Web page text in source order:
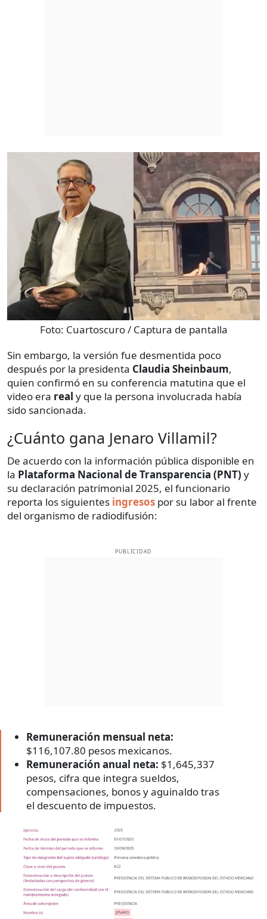
Foto: Cuartoscuro / Captura de pantalla
Sin embargo, la versión fue desmentida poco
después por la presidenta Claudia Sheinbaum,
quien confirmó en su conferencia matutina que el
video era real y que la persona involucrada había
sido sancionada.
¿Cuánto gana Jenaro Villamil?
De acuerdo con la información pública disponible en
la Plataforma Nacional de Transparencia (PNT) y
su declaración patrimonial 2025, el funcionario
reporta los siguientes ingresos por su labor al frente
del organismo de radiodifusión:
PUBLICIDAD
Remuneración mensual neta:
$116,107.80 pesos mexicanos.
Remuneración anual neta: $1,645,337
pesos, cifra que integra sueldos,
compensaciones, bonos y aguinaldo tras
el descuento de impuestos.